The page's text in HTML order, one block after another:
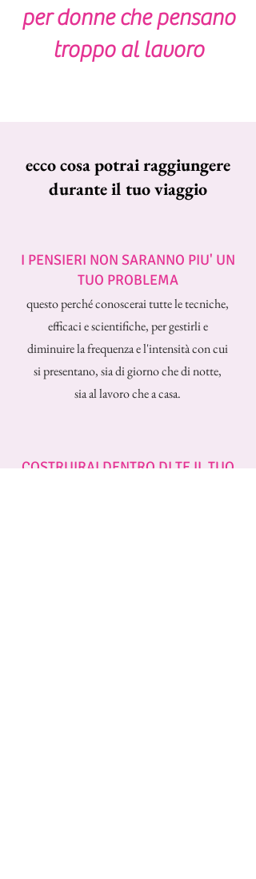
per donne che pensano
troppo al lavoro
ecco cosa potrai raggiungere
durante il tuo viaggio
I PENSIERI NON SARANNO PIU' UN
TUO PROBLEMA
questo perché conoscerai tutte le tecniche,
efficaci e scientifiche, per gestirli e
diminuire la frequenza e l'intensità con cui
si presentano,sia di giorno che di notte,
sia al lavoro che a casa.
COSTRUIRAI DENTRO DI TE IL TUO